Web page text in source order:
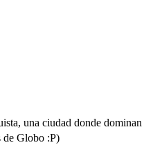
una ciudad donde dominan
de Globo :P)